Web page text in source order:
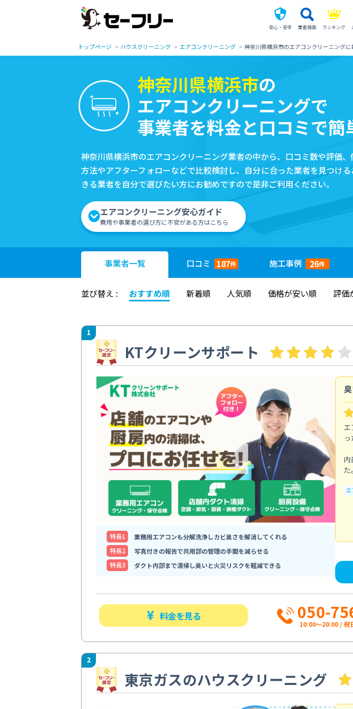
安心・安全 業者検索 ランキング
トップページ ハウスクリーニング エアコンクリーニング 神奈川県横浜市のエアコンクリーニング
神奈川県横浜市の
エアコンクリーニングで
事業者を料金と口コミで簡
神奈川県横浜市のエアコンクリーニング業者の中から、口コミ数や評価
方法やアフターフォローなどで比較検討し、自分に合った業者を見つけ
きる業者を自分で選びたい方にお勧めですので是非ご利用ください。
エアコンクリーニング安心ガイド
費用や事業者の選び方に不安がある方はこちら
事業者一覧 口コミ 187件 施工事例 26件
並び替え : おすすめ順 新着順 人気順 価格が安い順 評価
1
KTクリーンサポート
特⻑1
業務用エアコンも分解洗浄しカビ臭さを解消してくれる
特⻑2
写真付きの報告で共用部の管理の手間を減らせる
特⻑3
ダクト内部まで清掃し臭いと火災リスクを軽減できる
エ
っ
た
料金を見る 050-
10:00〜20:00 / 祝
2
東京ガスのハウスクリーニング